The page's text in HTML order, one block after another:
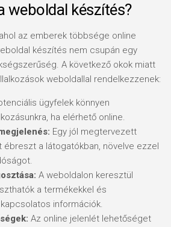
weboldal készítés?
az emberek többsége online
készítés nem csupán egy
A következő okok miatt
weboldallal rendelkezzenek:
ügyfelek könnyen
ha elérhető online.
Egy jól megtervezett
ébreszt a látogatókban, növelve ezzel
A weboldalon keresztül
a termékekkel és
információk.
Az online jelenlét lehetőséget